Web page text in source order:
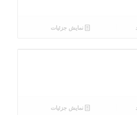
نمایش جزئیات
نمایش جزئیات